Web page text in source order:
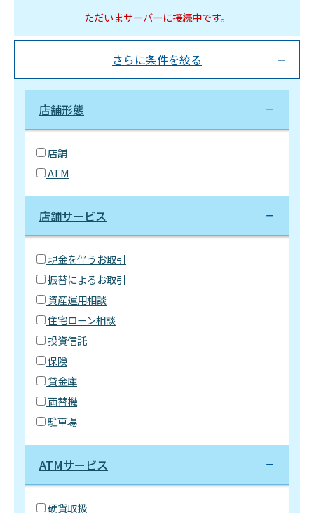
ただいまサーバーに接続中です。
さらに条件を絞る
店舗形態
店舗
ATM
店舗サービス
現金を伴うお取引
振替によるお取引
資産運用相談
住宅ローン相談
投資信託
保険
貸金庫
両替機
駐車場
ATMサービス
硬貨取扱